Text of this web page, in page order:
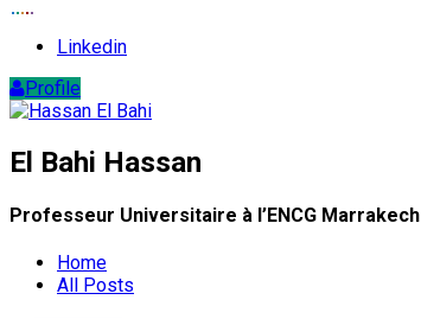
Linkedin
Profile
El Bahi Hassan
Professeur Universitaire à l’ENCG Marrakech
Home
All Posts